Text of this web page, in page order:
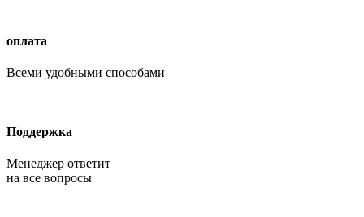
оплата
Всеми удобными способами
Поддержка
Менеджер ответит
на все вопросы